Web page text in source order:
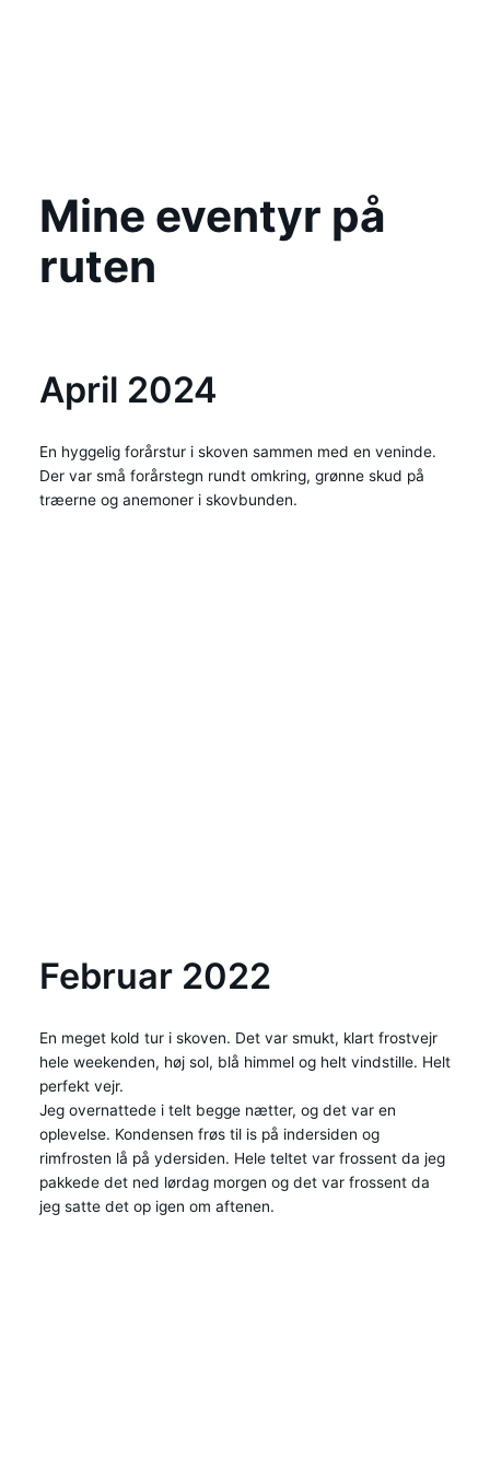
Mine eventyr på
ruten
April 2024
En hyggelig forårstur i skoven sammen med en veninde.
Der var små forårstegn rundt omkring, grønne skud på
træerne og anemoner i skovbunden.
Februar 2022
En meget kold tur i skoven. Det var smukt, klart frostvejr
hele weekenden, høj sol, blå himmel og helt vindstille. Helt
perfekt vejr.
Jeg overnattede i telt begge nætter, og det var en
oplevelse. Kondensen frøs til is på indersiden og
rimfrosten lå på ydersiden. Hele teltet var frossent da jeg
pakkede det ned lørdag morgen og det var frossent da
jeg satte det op igen om aftenen.